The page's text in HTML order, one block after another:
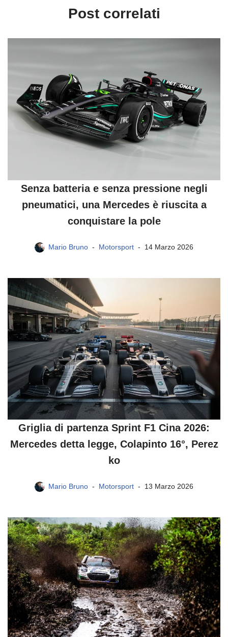
Post correlati
Senza batteria e senza pressione negli
pneumatici, una Mercedes è riuscita a
conquistare la pole
Mario Bruno Motorsport 14 Marzo 2026
Griglia di partenza Sprint F1 Cina 2026:
Mercedes detta legge, Colapinto 16°, Perez
ko
Mario Bruno Motorsport 13 Marzo 2026